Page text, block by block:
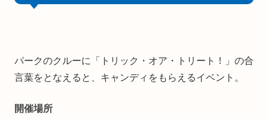
パークのクルーに「トリック・オア・トリート！」の合
言葉をとなえると、キャンディをもらえるイベント。
開催場所